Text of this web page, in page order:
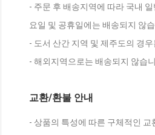
- 주문 후 배송지역에 따라 국내
요일 및 공휴일에는 배송되지 않
- 도서 산간 지역 및 제주도의 경
- 해외지역으로는 배송되지 않습
교환/환불 안내
- 상품의 특성에 따른 구체적인